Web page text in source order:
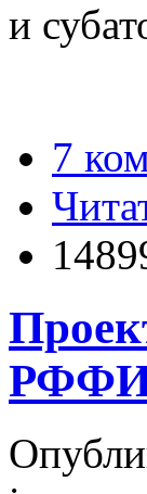
и
7
РФФИ